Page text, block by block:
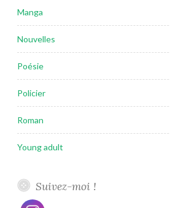
Manga
Nouvelles
Poésie
Policier
Roman
Young adult
Suivez-moi !